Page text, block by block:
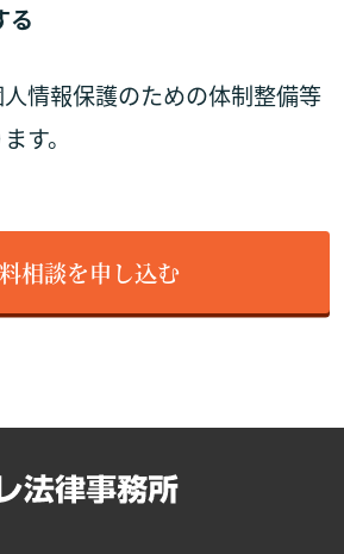
る
情報保護のための体制整備等
す。
相談を申し込む